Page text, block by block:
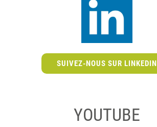
SUIVEZ-NOUS SUR LINKEDIN
YOUTUBE